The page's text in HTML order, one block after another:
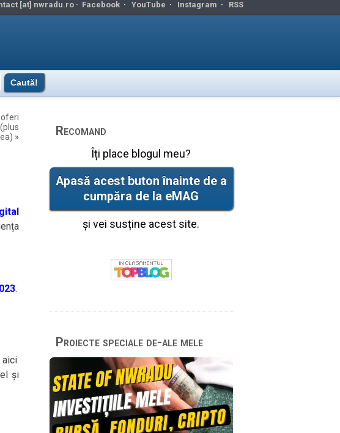
[at] nwradu.ro · Facebook· YouTube · Instagram · RSS
oferi
»
.
și
Recomand
Îți place blogul meu?
Apasă acest buton înainte de a
cumpăra de la eMAG
și vei susține acest site.
Proiecte speciale de-ale mele